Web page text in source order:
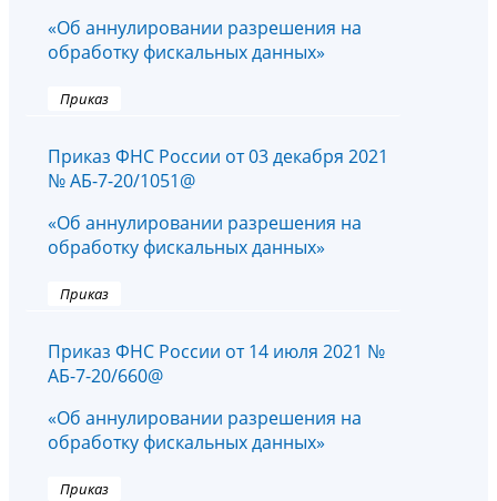
«Об аннулировании разрешения на
обработку фискальных данных»
Приказ
Приказ ФНС России от 03 декабря 2021
№ АБ-7-20/1051@
«Об аннулировании разрешения на
обработку фискальных данных»
Приказ
Приказ ФНС России от 14 июля 2021 №
АБ-7-20/660@
«Об аннулировании разрешения на
обработку фискальных данных»
Приказ